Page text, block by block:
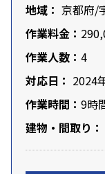
地域： 京都府/
作業料金：
作業人数： 4
対応日： 2024
作業時間： 9時
建物・間取り：